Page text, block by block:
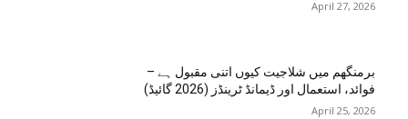
April 27, 2026
برمنگھم میں شلاجیت کیوں اتنی مقبول ہے –
فوائد، استعمال اور ڈیمانڈ ٹرینڈز (2026 گائیڈ)
April 25, 2026